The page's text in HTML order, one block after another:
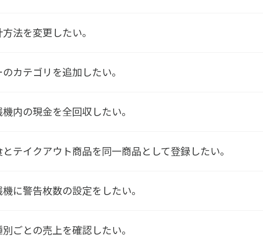
法を変更したい。
カテゴリを追加したい。
内の現金を全回収したい。
テイクアウト商品を同一商品として登録したい。
に警告枚数の設定をしたい。
ごとの売上を確認したい。